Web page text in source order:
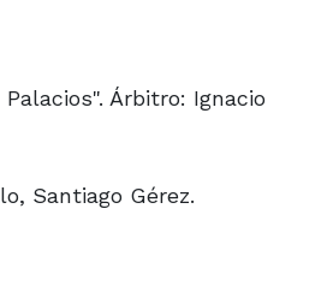
Árbitro: Ignacio
Santiago Gérez.